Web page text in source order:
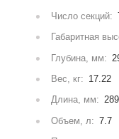
Число секций:
Габаритная
Глубина, мм:
Вес, кг: 17.22
Длина, мм: 289
Объем, л: 7.7